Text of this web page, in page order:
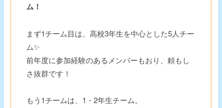
ム！
まず1チーム目は、高校3年生を中心とした5人チー
ム✨
前年度に参加経験のあるメンバーもおり、頼もし
さ抜群です！
もう1チームは、1・2年生チーム。